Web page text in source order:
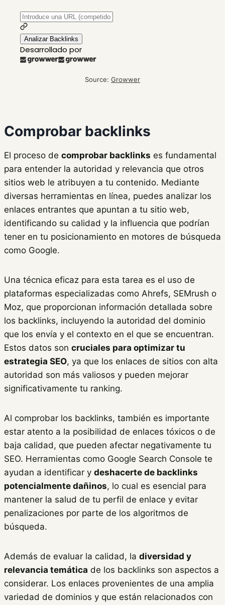
Source: Growwer
Comprobar backlinks
El proceso de comprobar backlinks es fundamental
para entender la autoridad y relevancia que otros
sitios web le atribuyen a tu contenido. Mediante
diversas herramientas en línea, puedes analizar los
enlaces entrantes que apuntan a tu sitio web,
identificando su calidad y la influencia que podrían
tener en tu posicionamiento en motores de búsqueda
como Google.
Una técnica eficaz para esta tarea es el uso de
plataformas especializadas como Ahrefs, SEMrush o
Moz, que proporcionan información detallada sobre
los backlinks, incluyendo la autoridad del dominio
que los envía y el contexto en el que se encuentran.
Estos datos son cruciales para optimizar tu
estrategia SEO, ya que los enlaces de sitios con alta
autoridad son más valiosos y pueden mejorar
significativamente tu ranking.
Al comprobar los backlinks, también es importante
estar atento a la posibilidad de enlaces tóxicos o de
baja calidad, que pueden afectar negativamente tu
SEO. Herramientas como Google Search Console te
ayudan a identificar y deshacerte de backlinks
potencialmente dañinos, lo cual es esencial para
mantener la salud de tu perfil de enlace y evitar
penalizaciones por parte de los algoritmos de
búsqueda.
Además de evaluar la calidad, la diversidad y
relevancia temática de los backlinks son aspectos a
considerar. Los enlaces provenientes de una amplia
variedad de dominios y que están relacionados con